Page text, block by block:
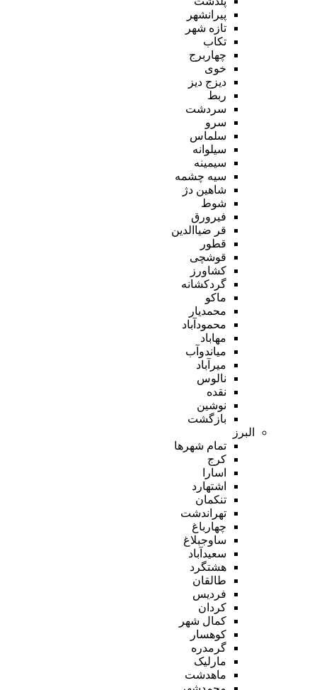
پیرانشهر
تازه شهر
تکاب
چهاربرج
خوی
دیزج دیز
ربط
سردشت
سرو
سلماس
سیلوانه
سیمینه
سیه چشمه
شاهین دژ
شوط
فیرورق
قر ضیاالدین
قطور
قوشچی
کشاورز
گردکشانه
ماکو
محمدیار
محمودآباد
مهاباد
میاندوآب
میرآباد
نالوس
نقده
نوشین
بازگشت
البرز
تمام شهر‌ها
کرج
اسارا
اشتهارد
تنکمان
تهراندشت
چهارباغ
ساوجبلاغ
سعیدآباد
هشتگرد
طالقان
فردیس
کردان
کمال شهر
کوهسار
گرمدره
مارلیک
ماهدشت